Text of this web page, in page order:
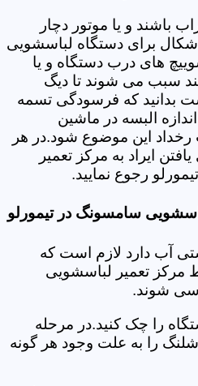
باشند و یا موتور دچار
برای دستگاه لباسشویی
های درب دستگاه و یا
سبب می شوند تا دیگ
بدانید که فرسودگی تسمه
البسه در ماشین
این موضوع شود.در هر
ایراد به مرکز تعمیر
رجوع نمایید.
سامسونگ در تیمورلو
آب دارد لازم است که
مرکز تعمیر لباسشویی
شوند.
را چک کنید.در مرحله
را به علت وجود هر گونه